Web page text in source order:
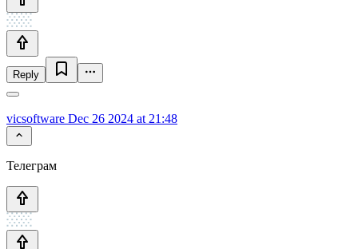
Reply
vicsoftware Dec 26 2024 at 21:48
Телеграм